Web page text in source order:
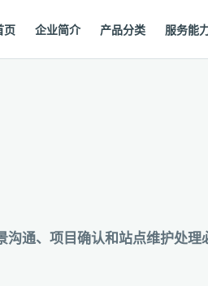
页 企业简介 产品分类 服务能
通、项目确认和站点维护处